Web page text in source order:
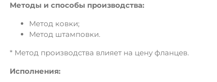
Методы и способы производства:
Метод ковки;
Метод штамповки.
* Метод производства влияет на цену фланцев.
Исполнения: